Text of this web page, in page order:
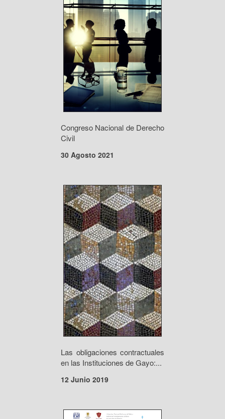
Congreso Nacional de Derecho
Civil
30 Agosto 2021
Las obligaciones contractuales
en las Instituciones de Gayo:...
12 Junio 2019